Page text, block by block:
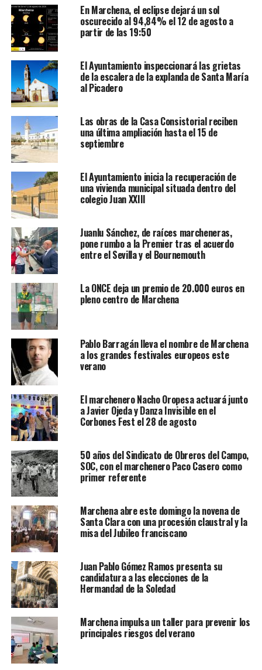
En Marchena, el eclipse dejará un sol
oscurecido al 94,84% el 12 de agosto a
partir de las 19:50
El Ayuntamiento inspeccionará las grietas
de la escalera de la explanda de Santa María
al Picadero
Las obras de la Casa Consistorial reciben
una última ampliación hasta el 15 de
septiembre
El Ayuntamiento inicia la recuperación de
una vivienda municipal situada dentro del
colegio Juan XXIII
Juanlu Sánchez, de raíces marcheneras,
pone rumbo a la Premier tras el acuerdo
entre el Sevilla y el Bournemouth
La ONCE deja un premio de 20.000 euros en
pleno centro de Marchena
Pablo Barragán lleva el nombre de Marchena
a los grandes festivales europeos este
verano
El marchenero Nacho Oropesa actuará junto
a Javier Ojeda y Danza Invisible en el
Corbones Fest el 28 de agosto
50 años del Sindicato de Obreros del Campo,
SOC, con el marchenero Paco Casero como
primer referente
Marchena abre este domingo la novena de
Santa Clara con una procesión claustral y la
misa del Jubileo franciscano
Juan Pablo Gómez Ramos presenta su
candidatura a las elecciones de la
Hermandad de la Soledad
Marchena impulsa un taller para prevenir los
principales riesgos del verano